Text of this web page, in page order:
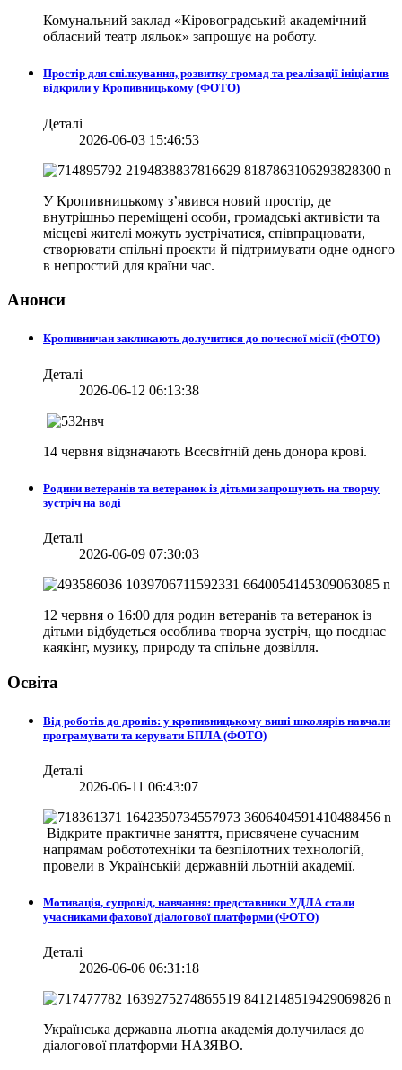
Комунальний заклад «Кіровоградський академічний
обласний театр ляльок» запрошує на роботу.
Простір для спілкування, розвитку громад та реалізації ініціатив
відкрили у Кропивницькому (ФОТО)
Деталі
2026-06-03 15:46:53
У Кропивницькому з’явився новий простір, де
внутрішньо переміщені особи, громадські активісти та
місцеві жителі можуть зустрічатися, співпрацювати,
створювати спільні проєкти й підтримувати одне одного
в непростий для країни час.
Анонси
Кропивничан закликають долучитися до почесної місії (ФОТО)
Деталі
2026-06-12 06:13:38
14 червня відзначають Всесвітній день донора крові.
Родини ветеранів та ветеранок із дітьми запрошують на творчу
зустріч на воді
Деталі
2026-06-09 07:30:03
12 червня о 16:00 для родин ветеранів та ветеранок із
дітьми відбудеться особлива творча зустріч, що поєднає
каякінг, музику, природу та спільне дозвілля.
Освіта
Від роботів до дронів: у кропивницькому виші школярів навчали
програмувати та керувати БПЛА (ФОТО)
Деталі
2026-06-11 06:43:07
Відкрите практичне заняття, присвячене сучасним
напрямам робототехніки та безпілотних технологій,
провели в Українській державній льотній академії.
Мотивація, супровід, навчання: представники УДЛА стали
учасниками фахової діалогової платформи (ФОТО)
Деталі
2026-06-06 06:31:18
Українська державна льотна академія долучилася до
діалогової платформи НАЗЯВО.